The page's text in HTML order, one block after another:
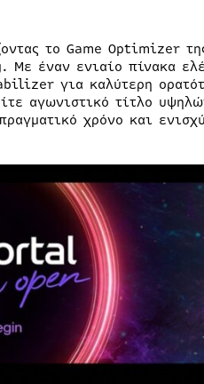
το Game Optimizer
Με έναν ενιαίο πίνακα
για καλύτερη
αγωνιστικό τίτλο
χρόνο και